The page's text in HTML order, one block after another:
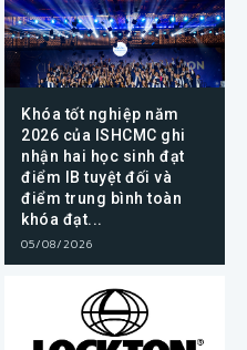
Khóa tốt nghiệp năm
2026 của ISHCMC ghi
nhận hai học sinh đạt
điểm IB tuyệt đối và
điểm trung bình toàn
khóa đạt...
05/08/2026